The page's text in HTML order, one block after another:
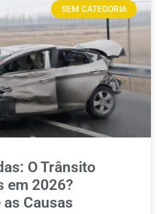
SEM CATEGORIA
O Trânsito
em 2026?
Causas